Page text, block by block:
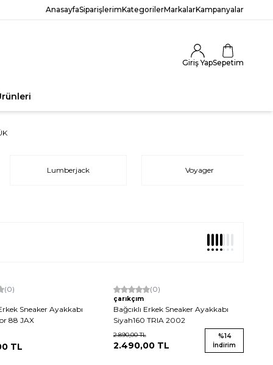
AnasayfaSiparişlerimKategorilerMarkalarKampanyalar
Giriş YapSepetim
Lumberjack Voyager
(0)
Sneaker Ayakkabı
88 JAX
TL
(0)
çarıkçım
Bağcıklı Erkek Sneaker Ayakkabı
Siyah160 TRIA 2002
2.890,00TL
2.490,00TL
%14
İndirim